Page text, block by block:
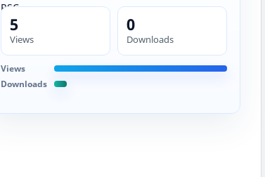
5
Views
0
Downloads
Views
Downloads